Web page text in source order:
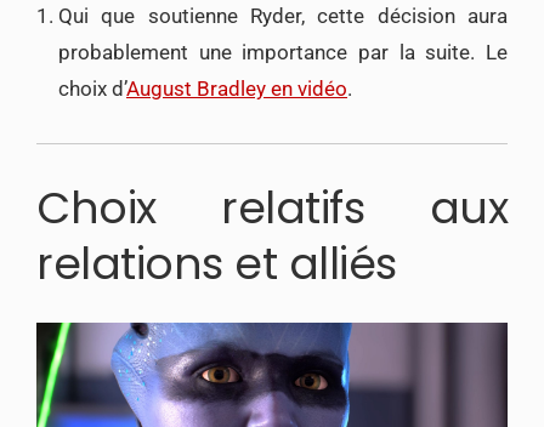
Qui que soutienne Ryder, cette décision aura
probablement une importance par la suite. Le
choix d’August Bradley en vidéo.
Choix relatifs aux
relations et alliés